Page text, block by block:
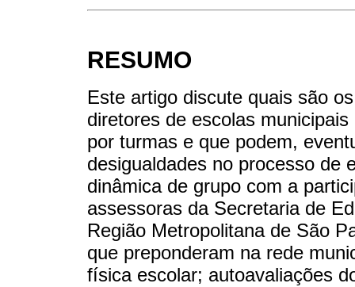
RESUMO
Este artigo discute quais são
diretores de escolas
por turmas e que podem,
desigualdades no processo de
dinâmica de grupo com a
assessoras da Secretaria de
Região Metropolitana de São
que preponderam na rede
física escolar; autoavaliações